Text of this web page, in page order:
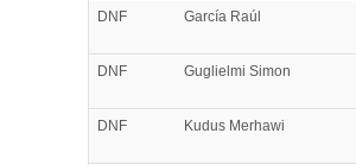
DNF
García Raúl
DNF
Guglielmi Simon
DNF
Kudus Merhawi